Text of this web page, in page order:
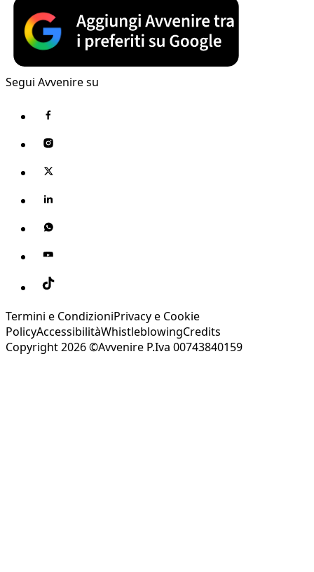
Segui Avvenire su
Termini e CondizioniPrivacy e Cookie
PolicyAccessibilitàWhistleblowingCredits
Copyright 2026 ©Avvenire P.Iva 00743840159